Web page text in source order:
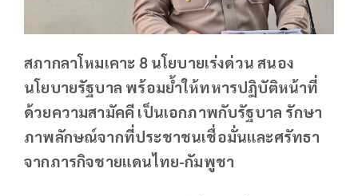
สภากลาโหมเคาะ 8 นโยบายเร่งด่วน สนอง
นโยบายรัฐบาล พร้อมย้ำให้ทหารปฏิบัติหน้าที่
ด้วยความสามัคคี เป็นเอกภาพกับรัฐบาล รักษา
ภาพลักษณ์จากที่ประชาชนเชื่อมั่นและศรัทธา
จากภารกิจชายแดนไทย-กัมพูชา